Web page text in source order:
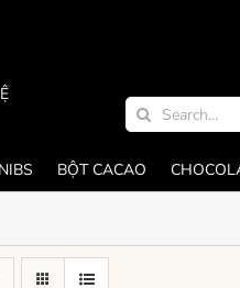
Search
for:
BỘT CACAO